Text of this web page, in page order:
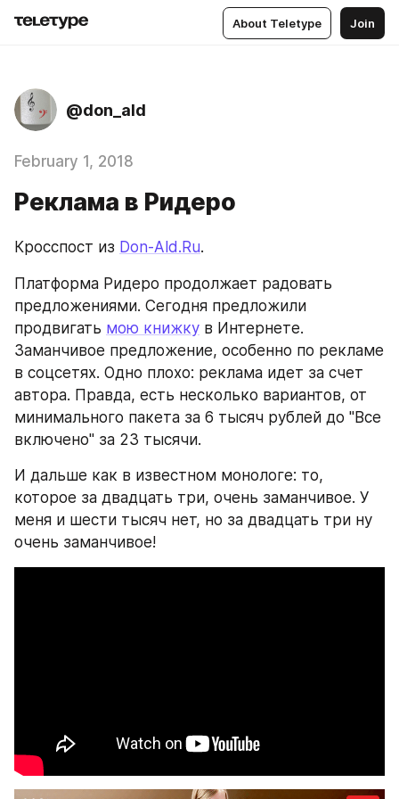
About Teletype Join
@don_ald
February 1, 2018
Реклама в Ридеро
Кросспост из Don-Ald.Ru.
Платформа Ридеро продолжает радовать
предложениями. Сегодня предложили
продвигать мою книжку в Интернете.
Заманчивое предложение, особенно по рекламе
в соцсетях. Одно плохо: реклама идет за счет
автора. Правда, есть несколько вариантов, от
минимального пакета за 6 тысяч рублей до "Все
включено" за 23 тысячи.
И дальше как в известном монологе: то,
которое за двадцать три, очень заманчивое. У
меня и шести тысяч нет, но за двадцать три ну
очень заманчивое!